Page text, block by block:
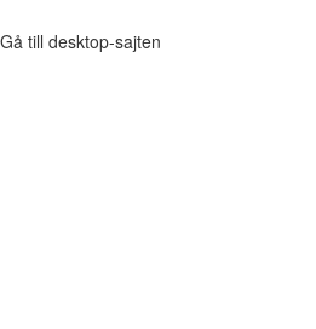
Gå till desktop-sajten